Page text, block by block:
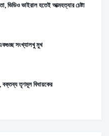
ভিডিও ভাইরাল হতেই আত্মহত্যার চেষ্টা
একগুচ্ছ সংখ্যালখু মুখ
তৃণমূল বিধায়কের